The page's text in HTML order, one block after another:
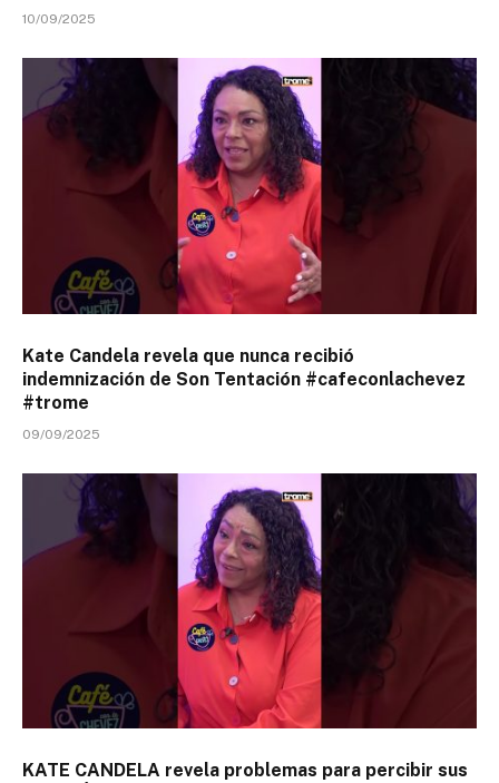
10/09/2025
Kate Candela revela que nunca recibió
indemnización de Son Tentación #cafeconlachevez
#trome
09/09/2025
KATE CANDELA revela problemas para percibir sus